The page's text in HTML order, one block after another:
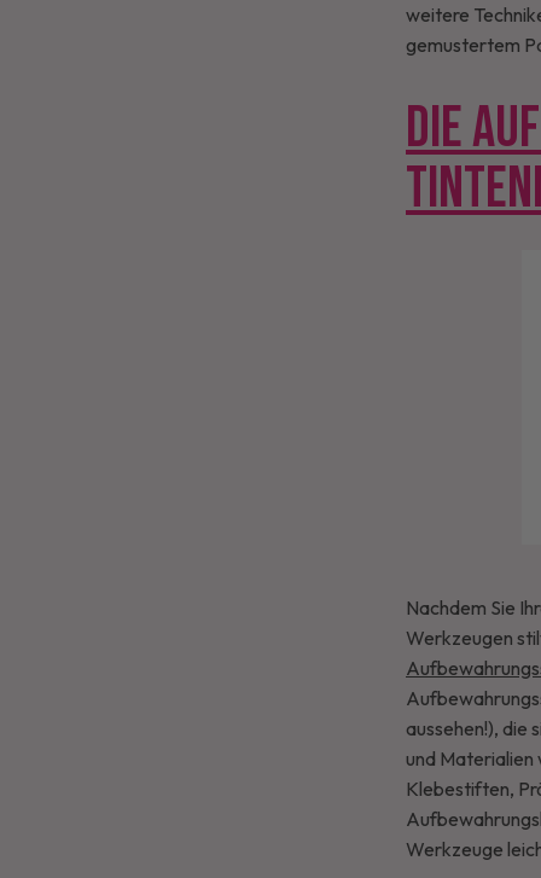
weitere
gemustertem
DIE
Nachdem Sie
Werkzeugen
aussehen!), die
und Materialien
Klebestiften,
Werkzeuge